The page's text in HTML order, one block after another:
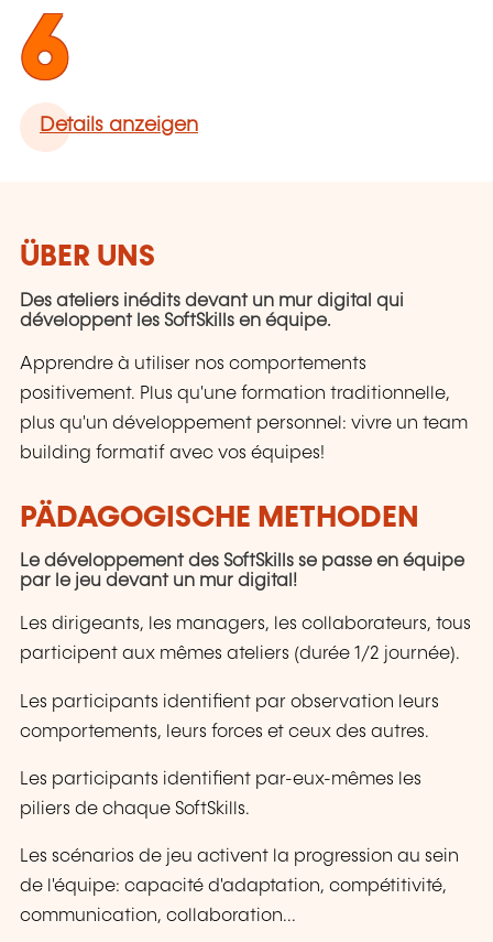
6
Details anzeigen
ÜBER UNS
Des ateliers inédits devant un mur digital qui
développent les SoftSkills en équipe.
Apprendre à utiliser nos comportements
positivement. Plus qu'une formation traditionnelle,
plus qu'un développement personnel: vivre un team
building formatif avec vos équipes!
PÄDAGOGISCHE METHODEN
Le développement des SoftSkills se passe en équipe
par le jeu devant un mur digital!
Les dirigeants, les managers, les collaborateurs, tous
participent aux mêmes ateliers (durée 1/2 journée).
Les participants identifient par observation leurs
comportements, leurs forces et ceux des autres.
Les participants identifient par-eux-mêmes les
piliers de chaque SoftSkills.
Les scénarios de jeu activent la progression au sein
de l'équipe: capacité d'adaptation, compétitivité,
communication, collaboration...